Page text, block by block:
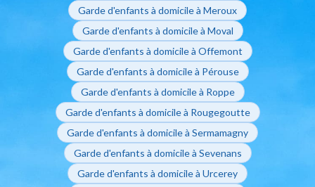
Garde d'enfants à domicile à Meroux
Garde d'enfants à domicile à Moval
Garde d'enfants à domicile à Offemont
Garde d'enfants à domicile à Pérouse
Garde d'enfants à domicile à Roppe
Garde d'enfants à domicile à Rougegoutte
Garde d'enfants à domicile à Sermamagny
Garde d'enfants à domicile à Sevenans
Garde d'enfants à domicile à Urcerey